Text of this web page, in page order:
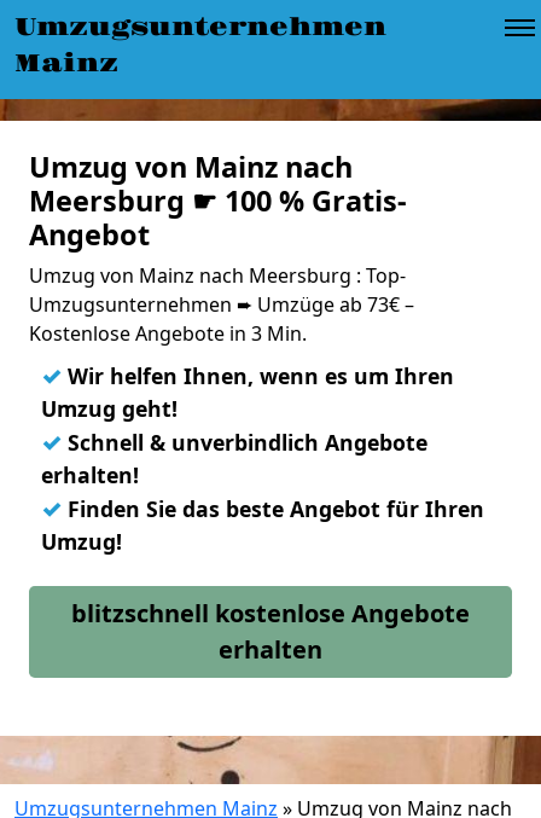
Umzugsunternehmen
Mainz
Umzug von Mainz nach
Meersburg ☛ 100 % Gratis-
Angebot
Umzug von Mainz nach Meersburg : Top-
Umzugsunternehmen ➨ Umzüge ab 73€ –
Kostenlose Angebote in 3 Min.
✓ Wir helfen Ihnen, wenn es um Ihren
Umzug geht!
✓ Schnell & unverbindlich Angebote
erhalten!
✓ Finden Sie das beste Angebot für Ihren
Umzug!
blitzschnell kostenlose Angebote
erhalten
Umzugsunternehmen Mainz » Umzug von Mainz nach